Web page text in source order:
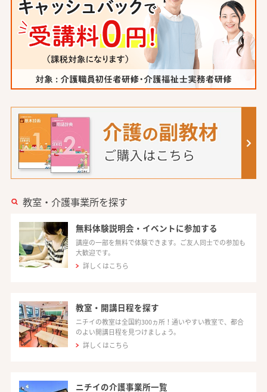
教室・介護事業所を探す
無料体験説明会・イベントに参加する
講座の一部を無料で体験できます。ご友人同士での参加も
大歓迎です。
詳しくはこちら
教室・開講日程を探す
ニチイの教室は全国約300ヵ所！通いやすい教室で、都合
のよい開講日程を見つけましょう。
詳しくはこちら
ニチイの介護事業所一覧